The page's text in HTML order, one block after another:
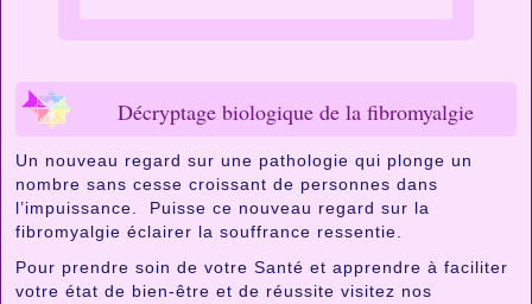
Décryptage biologique de la fibromyalgie
Un nouveau regard sur une pathologie qui plonge un
nombre sans cesse croissant de personnes dans
l’impuissance. Puisse ce nouveau regard sur la
fibromyalgie éclairer la souffrance ressentie.
Pour prendre soin de votre Santé et apprendre à faciliter
votre état de bien-être et de réussite visitez nos